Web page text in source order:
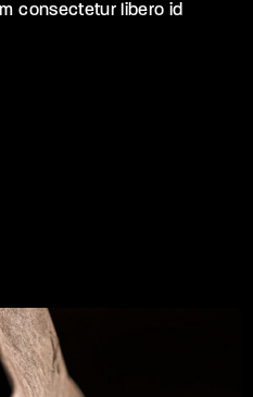
consectetur libero id